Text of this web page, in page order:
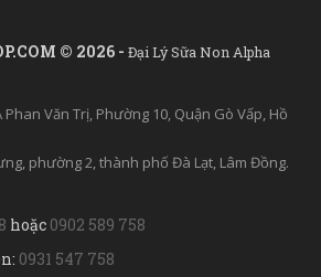
© 2026 - Đại Lý Sữa Non Alpha
Phan Văn Trị, Phường 10, Quận Gò Vấp, Hồ
phường 2, thành phố Đà Lạt, Lâm Đồng.
hoặc 0902 589 758
0931 547 758